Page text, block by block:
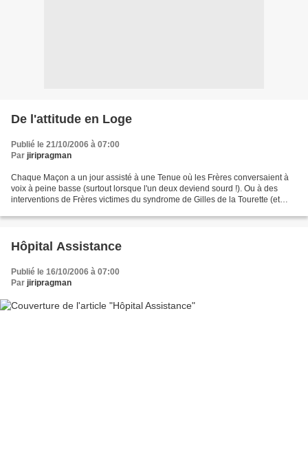
De l'attitude en Loge
Publié le 21/10/2006 à 07:00
Par jiripragman
Chaque Maçon a un jour assisté à une Tenue où les Frères conversaient à
voix à peine basse (surtout lorsque l'un deux deviend sourd !). Ou à des
interventions de Frères victimes du syndrome de Gilles de la Tourette (et
Hôpital Assistance
Publié le 16/10/2006 à 07:00
Par jiripragman